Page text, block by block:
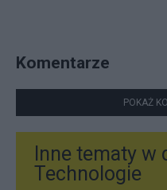
Komentarze
POKAŻ
Inne tematy w
Technologie